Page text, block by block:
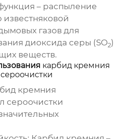
– распыление
газов для
диоксида серы (SO2)
веществ.
карбид кремния
кремния
сероочистки